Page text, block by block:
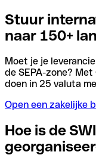
Stuur
naar 150+
Moet je je
de SEPA-zone?
doen in 25 valuta
Open een zakelijke
Hoe is de